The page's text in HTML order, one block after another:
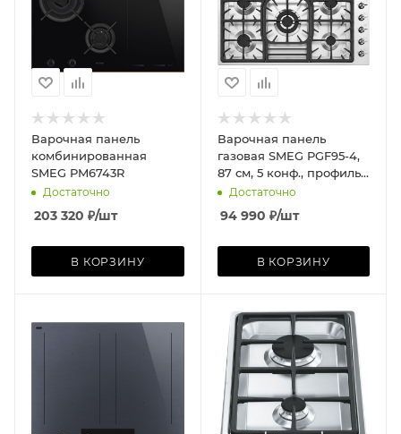
Варочная панель
комбинированная
SMEG PM6743R
Достаточно
203 320 ₽/шт
В КОРЗИНУ
Варочная панель
газовая SMEG PGF95-4,
87 см, 5 конф., профиль
ультранизкий, нерж.
сталь/сталь
Достаточно
94 990 ₽/шт
В КОРЗИНУ